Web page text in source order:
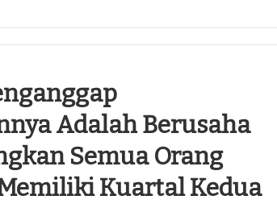
Adalah Berusaha
Semua Orang
Kuartal Kedua